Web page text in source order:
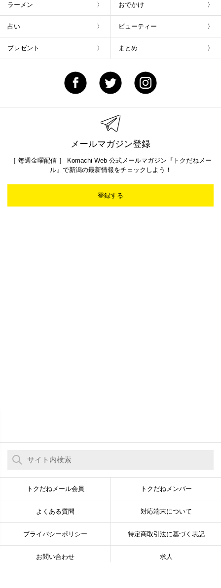
ラーメン おでかけ
占い ビューティー
プレゼント まとめ
メールマガジン登録
［ 毎週金曜配信 ］ Komachi Web 公式メールマガジン『トクだねメー
ル』で新潟の最新情報をチェックしよう！
登録する
トクだねメール会員 トクだねメンバー
よくある質問 対応端末について
プライバシーポリシー 特定商取引法に基づく表記
お問い合わせ 求人